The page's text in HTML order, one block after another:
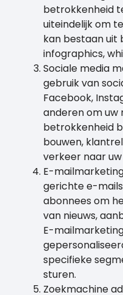
betrokkenheid
uiteindelijk om
kan bestaan uit
infographics,
Sociale media
gebruik van
Facebook,
anderen om
betrokkenheid
bouwen,
verkeer naar
E-
gerichte e-
abonnees om
van nieuws,
E-
specifieke
sturen.
Zoekmachine